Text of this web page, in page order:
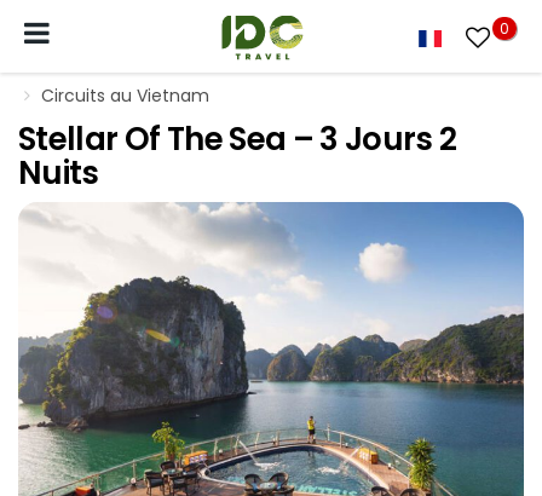
0
Circuits au Vietnam
Stellar Of The Sea – 3 Jours 2
Nuits